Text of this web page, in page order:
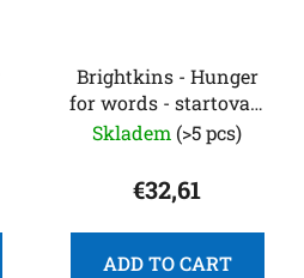
Brightkins - Hunger
for words - startovací
sada
Skladem (>5 pcs)
€32,61
ADD TO CART